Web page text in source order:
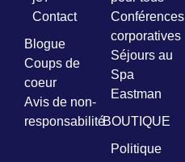
Contact
Blogue
Coups de
coeur
Avis de non-
responsabilité
Conférences
corporatives
Séjours au
Spa
Eastman
BOUTIQUE
Politique